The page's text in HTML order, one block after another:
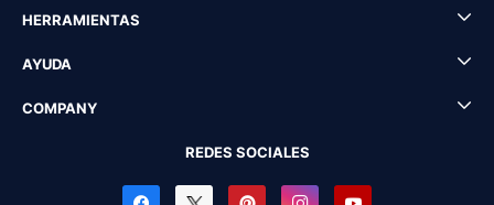
HERRAMIENTAS
AYUDA
COMPANY
REDES SOCIALES